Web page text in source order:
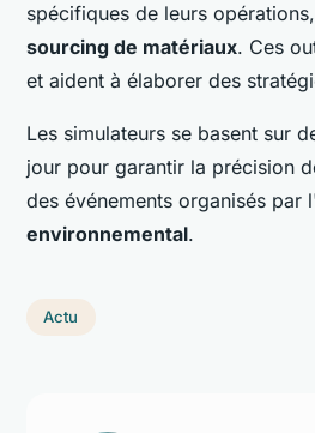
spécifiques de leurs
sourcing de matériaux. Ces
et aident à élaborer des
Les simulateurs se basent sur
jour pour garantir la précision
des événements organisés par
environnemental.
Actu